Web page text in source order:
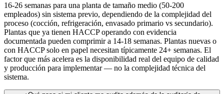
16-26 semanas para una planta de tamaño medio (50-200
empleados) sin sistema previo, dependiendo de la complejidad del
proceso (cocción, refrigeración, envasado primario vs secundario).
Plantas que ya tienen HACCP operando con evidencia
documentada pueden comprimir a 14-18 semanas. Plantas nuevas o
con HACCP solo en papel necesitan típicamente 24+ semanas. El
factor que más acelera es la disponibilidad real del equipo de calidad
y producción para implementar — no la complejidad técnica del
sistema.